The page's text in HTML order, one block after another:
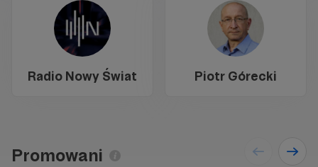
Radio Nowy Świat Piotr Górecki
Promowani